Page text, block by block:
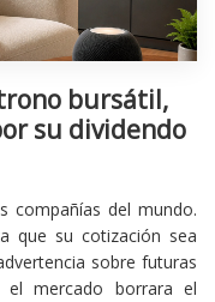
bursátil,
su dividendo
compañías del mundo.
que su cotización sea
sobre futuras
el mercado borrara el